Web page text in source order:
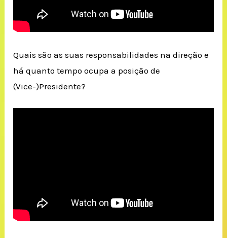
Quais são as suas responsabilidades na direção e
há quanto tempo ocupa a posição de
(Vice-)Presidente?